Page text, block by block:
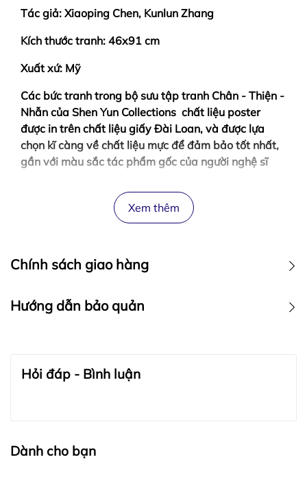
Tác giả: Xiaoping Chen, Kunlun Zhang
Kích thước tranh: 46x91 cm
Xuất xứ: Mỹ
Các bức tranh trong bộ sưu tập tranh Chân - Thiện -
Nhẫn của Shen Yun Collections chất liệu poster
được in trên chất liệu giấy Đài Loan, và được lựa
chọn kĩ càng về chất liệu mực để đảm bảo tốt nhất,
gần với màu sắc tác phẩm gốc của người nghệ sĩ
Xem thêm
Chính sách giao hàng
Hướng dẫn bảo quản
Hỏi đáp - Bình luận
Dành cho bạn